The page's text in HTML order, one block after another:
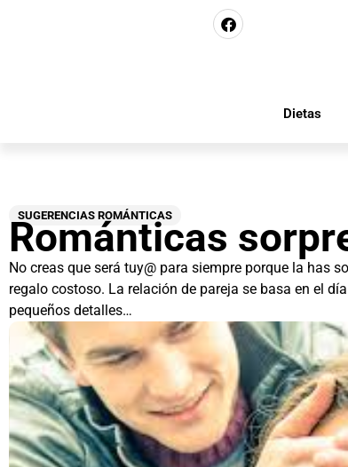
Dietas
SUGERENCIAS ROMÁNTICAS
Románticas
No creas que será tuy@ para siempre porque la has
regalo costoso. La relación de pareja se basa en el
pequeños detalles…